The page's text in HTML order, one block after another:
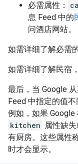
必需属性：
息 Feed 中的
问酒店网站。
如需详细了解必需
如需详细了解民宿
最后，当 Google
Feed 中指定的值不
例如，如果
kitchen 属性缺
有厨房。这些属性
时才会显示。